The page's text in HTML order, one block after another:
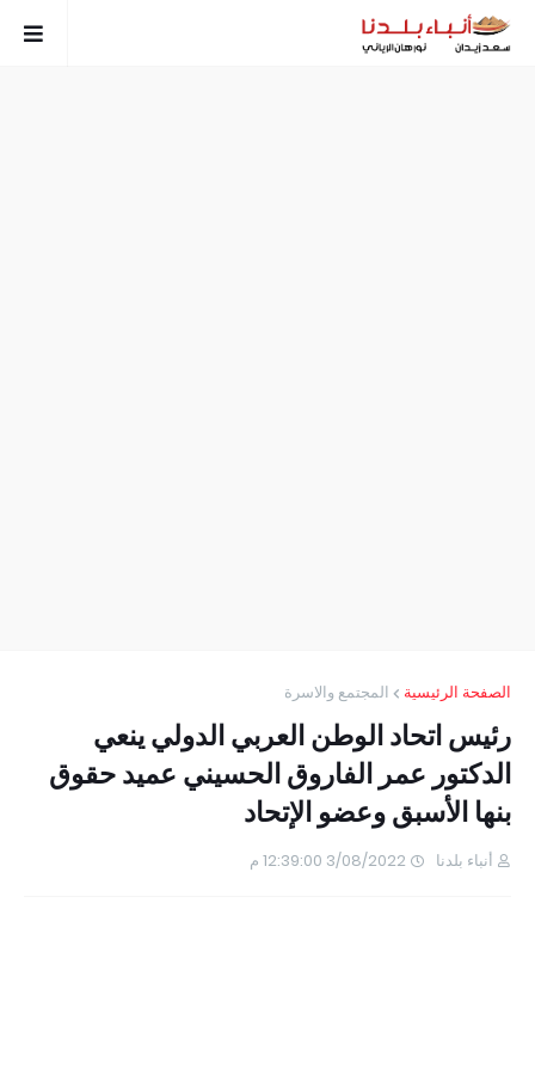
الصفحة الرئيسية المجتمع والاسرة
رئيس اتحاد الوطن العربي الدولي ينعي
الدكتور عمر الفاروق الحسيني عميد حقوق
بنها الأسبق وعضو الإتحاد
أنباء بلدنا 3/08/2022 12:39:00 م